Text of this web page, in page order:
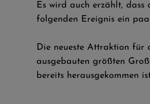
Es wird auch erzählt, dass
folgenden Ereignis ein
Die neueste Attraktion für
ausgebauten größten
bereits herausgekommen